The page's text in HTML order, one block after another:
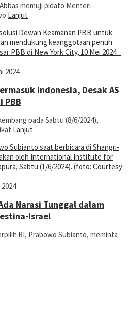
memuji pidato Menteri
Lanjut
2024
Indonesia, Desak AS
PBB
pada Sabtu (8/6/2024),
Lanjut
Narasi Tunggal dalam
Israel
RI, Prabowo Subianto, meminta